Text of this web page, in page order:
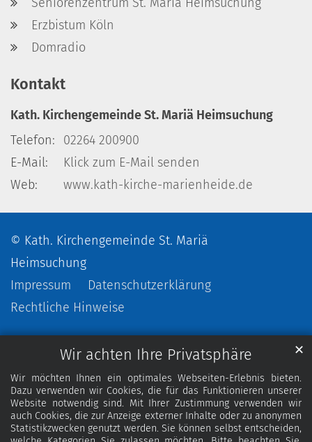
Wir achten Ihre Privatsphäre
Wir möchten Ihnen ein optimales Webseiten-Erlebnis bieten.
Dazu verwenden wir Cookies, die für das Funktionieren unserer
Website notwendig sind. Mit Ihrer Zustimmung verwenden wir
auch Cookies, die zur Anzeige externer Inhalte oder zu anonymen
Statistikzwecken genutzt werden. Sie können selbst entscheiden,
✕
Erzbistum Köln
Domradio
Kontakt
Kath. Kirchengemeinde St. Mariä Heimsuchung
Telefon:
02264 200900
E-Mail:
Klick zum E-Mail senden
Web:
www.kath-kirche-marienheide.de
© Kath. Kirchengemeinde St. Mariä
Heimsuchung
Impressum
Datenschutzerklärung
Rechtliche Hinweise